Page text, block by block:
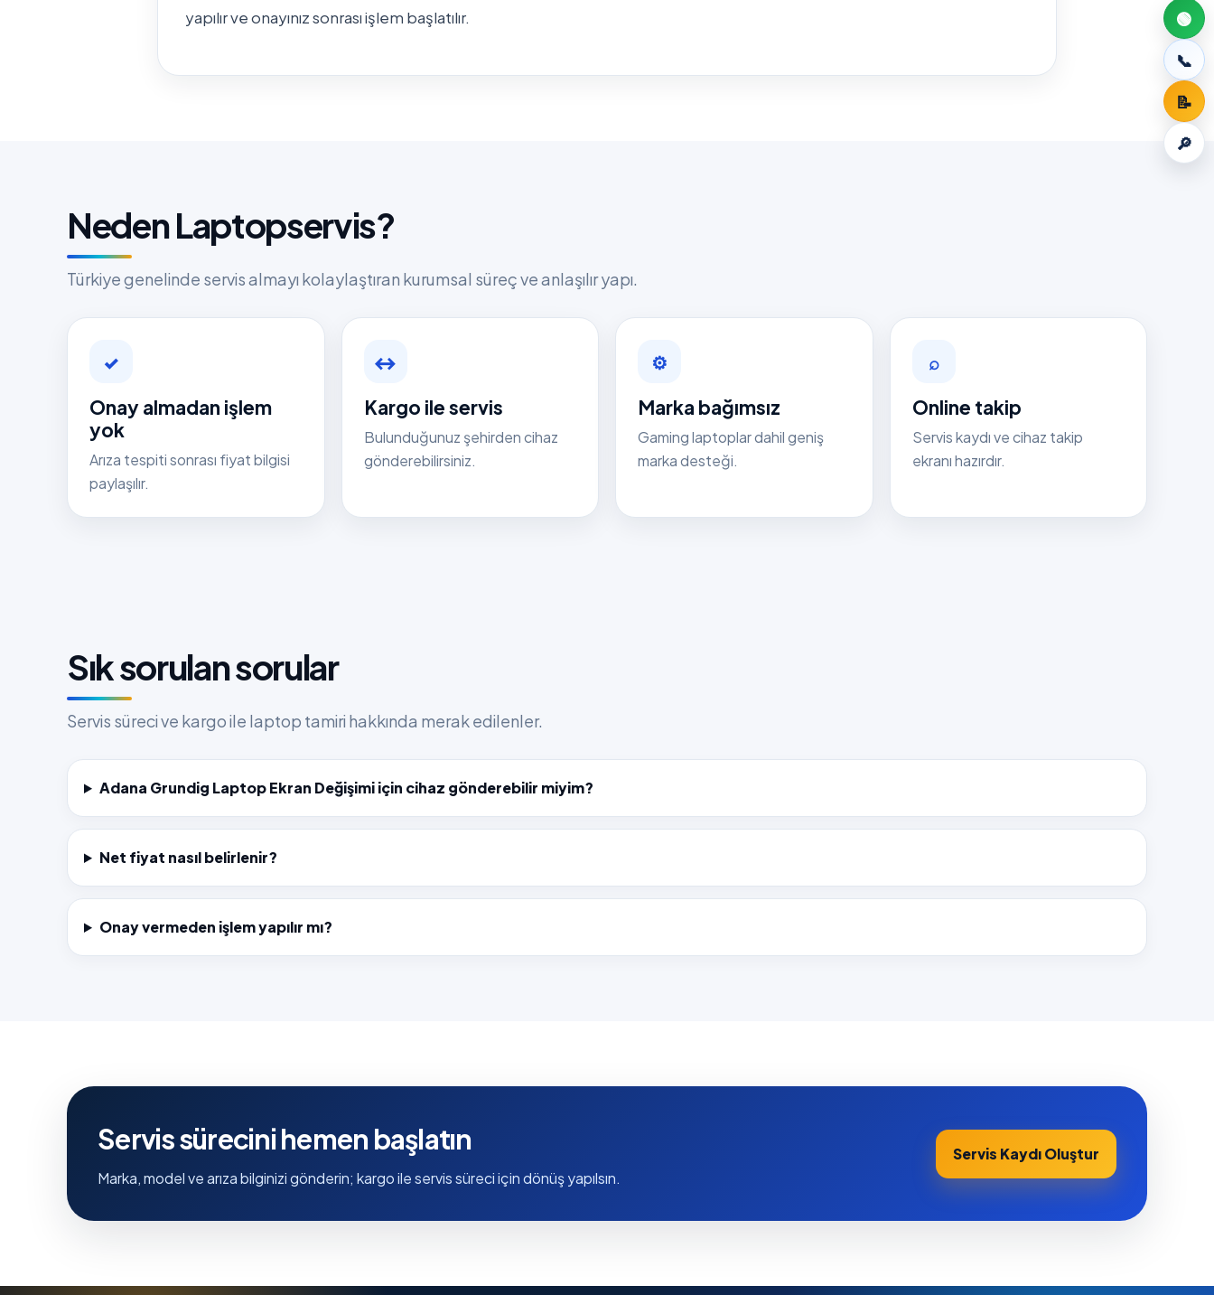
🟢
📞
📝
🔎
yapılır ve onayınız sonrası işlem başlatılır.
Neden Laptopservis?
Türkiye genelinde servis almayı kolaylaştıran kurumsal süreç ve anlaşılır yapı.
✓
Onay almadan işlem
yok
Arıza tespiti sonrası fiyat bilgisi
paylaşılır.
↔
Kargo ile servis
Bulunduğunuz şehirden cihaz
gönderebilirsiniz.
⚙
Marka bağımsız
Gaming laptoplar dahil geniş
marka desteği.
⌕
Online takip
Servis kaydı ve cihaz takip
ekranı hazırdır.
Sık sorulan sorular
Servis süreci ve kargo ile laptop tamiri hakkında merak edilenler.
Adana Grundig Laptop Ekran Değişimi için cihaz gönderebilir miyim?
Net fiyat nasıl belirlenir?
Onay vermeden işlem yapılır mı?
Servis sürecini hemen başlatın
Marka, model ve arıza bilginizi gönderin; kargo ile servis süreci için dönüş yapılsın.
Servis Kaydı Oluştur